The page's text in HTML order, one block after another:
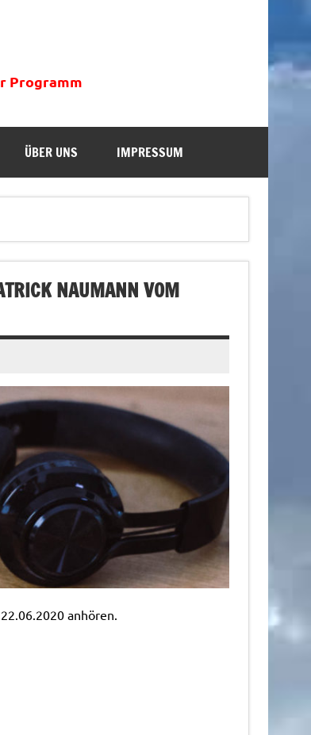
Programm
ÜBER UNS IMPRESSUM
NAUMANN VOM
anhören.